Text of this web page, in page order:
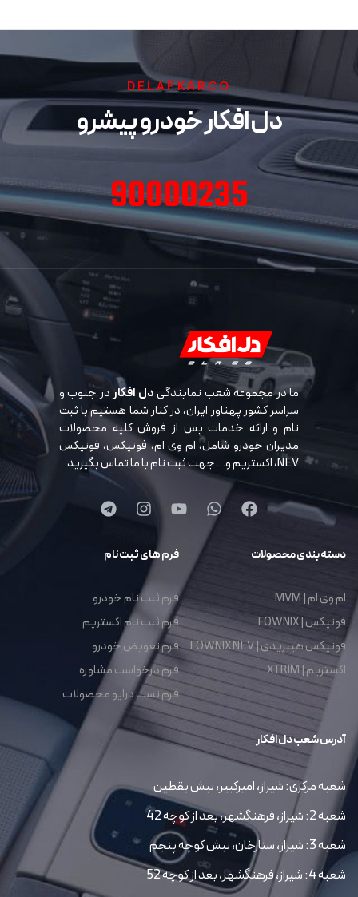
DELAFKARCO
دل افکار خودرو پیشرو
90000235
ما در مجموعه شعب نمایندگیدل افکاردر جنوب و
سراسر کشور پهناور ایران، در کنار شما هستیم با ثبت
نام و ارائه خدمات پس از فروش کلیه محصولات
مدیران خودرو شامل، ام وی ام، فونیکس، فونیکس
NEV، اکستریم و… جهت ثبت نام با ما تماس بگیرید.
دسته بندی محصولات
ام وی ام | MVM
فونیکس | FOWNIX
فونیکس هیبریدی | FOWNIX NEV
اکستریم | XTRIM
فرم های ثبت نام
فرم ثبت نام خودرو
فرم ثبت نام اکستریم
فرم تعویض خودرو
فرم درخواست مشاوره
فرم تست درایو محصولات
آدرس شعب دل افکار
شعبه مرکزی: شیراز، امیرکبیر، نبش یقطین
شعبه 2: شیراز، فرهنگشهر، بعد از کوچه 42
شعبه 3: شیراز، ستارخان، نبش کوچه پنجم
شعبه 4: شیراز، فرهنگشهر، بعد از کوچه 52